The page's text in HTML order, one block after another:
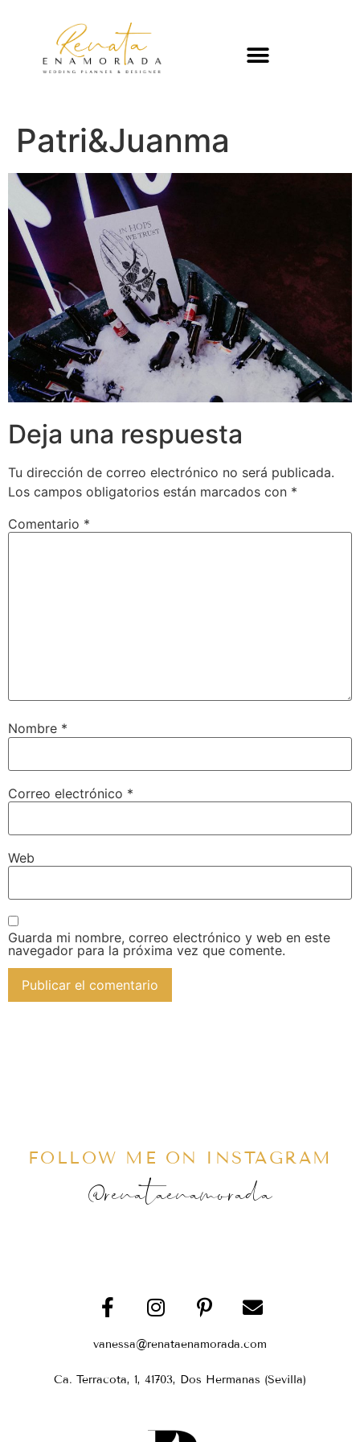
Patri&Juanma
Deja una respuesta
Tu dirección de correo electrónico no será publicada.
Los campos obligatorios están marcados con *
Comentario *
Nombre *
Correo electrónico *
Web
Guarda mi nombre, correo electrónico y web en este
navegador para la próxima vez que comente.
FOLLOW ME ON INSTAGRAM
@renataenamorada
vanessa@renataenamorada.com
Ca. Terracota, 1, 41703, Dos Hermanas (Sevilla)